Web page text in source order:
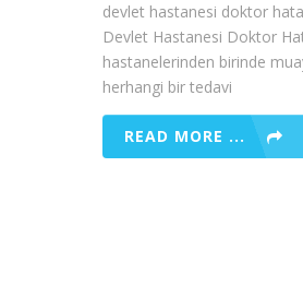
devlet hastanesi doktor
Devlet Hastanesi Doktor
hastanelerinden birinde
herhangi bir tedavi
READ MORE ...